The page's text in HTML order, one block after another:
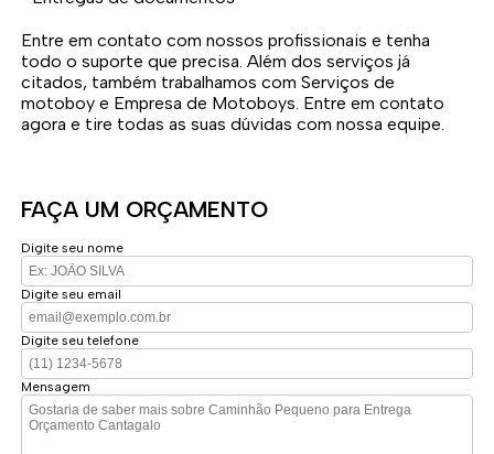
Entre em contato com nossos profissionais e tenha
todo o suporte que precisa. Além dos serviços já
citados, também trabalhamos com Serviços de
motoboy e Empresa de Motoboys. Entre em contato
agora e tire todas as suas dúvidas com nossa equipe.
FAÇA UM ORÇAMENTO
Digite seu nome
Digite seu email
Digite seu telefone
Mensagem